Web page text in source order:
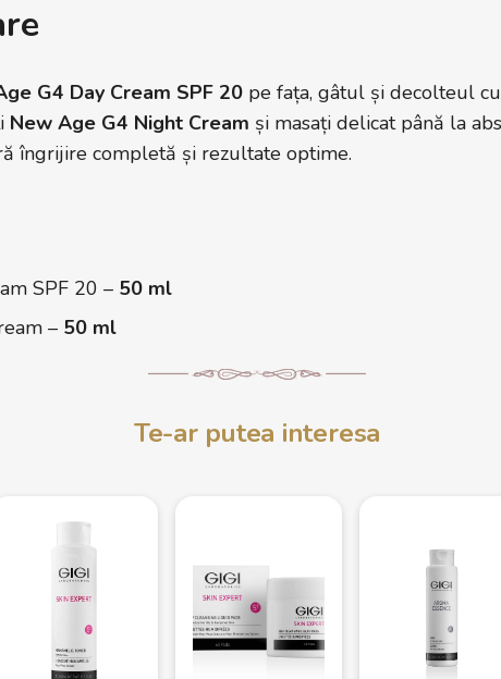
G4 Day Cream SPF 20pe fața, gâtul și decolteul
New Age G4 Night Cream și masați delicat până la
îngrijire completă și rezultate optime.
SPF 20 – 50 ml
– 50 ml
Te-ar putea interesa